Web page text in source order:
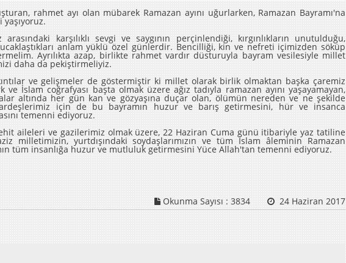
rahmet ayı olan mübarek Ramazan ayını uğurlarken, Ramazan Bayramı'na
arasındaki karşılıklı sevgi ve saygının perçinlendiği, kırgınlıkların unutulduğu,
anlam yüklü özel günlerdir. Bencilliği, kin ve nefreti içimizden söküp
Ayrılıkta azap, birlikte rahmet vardır düsturuyla bayram vesilesiyle millet
daha da pekiştirmeliyiz.
ve gelişmeler de göstermiştir ki millet olarak birlik olmaktan başka çaremiz
İslam coğrafyası başta olmak üzere ağız tadıyla ramazan ayını yaşayamayan,
altında her gün kan ve gözyaşına duçar olan, ölümün nereden ve ne şekilde
için de bu bayramın huzur ve barış getirmesini, hür ve insanca
temenni ediyoruz.
aileleri ve gazilerimiz olmak üzere, 22 Haziran Cuma günü itibariyle yaz tatiline
milletimizin, yurtdışındaki soydaşlarımızın ve tüm İslam âleminin Ramazan
tüm insanlığa huzur ve mutluluk getirmesini Yüce Allah'tan temenni ediyoruz.
Okunma Sayısı : 3834 24 Haziran 2017